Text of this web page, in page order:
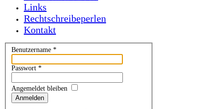
Links
Rechtschreibeperlen
Kontakt
Benutzername*
Passwort*
Angemeldet bleiben
Anmelden